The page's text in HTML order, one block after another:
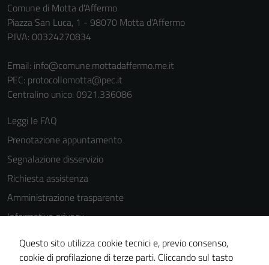
Comune di Motta d'Affermo
Piazza San Luca, 1 - 98070 Motta d'Affermo
P.IVA: 00324270834
Email: info@comune.mottadaffermo.me.it
PEC: protocollomotta@pec.it
Centralino unico: 0921.336086
Leggi le FAQ
Prenotazione appuntamento
Segnalazione disservizio
Richiesta assistenza
Amministrazione trasparente
Informativa privacy
Cookie Policy
Note legali
Questo sito utilizza cookie tecnici e, previo consenso,
cookie di profilazione di terze parti. Cliccando sul tasto